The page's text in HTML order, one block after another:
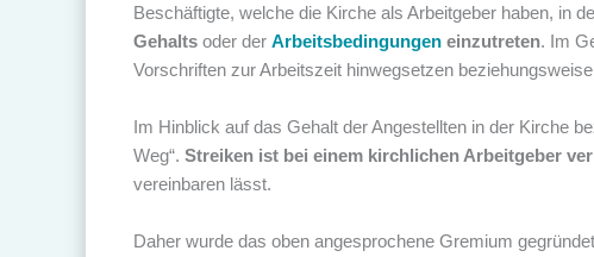
Beschäftigte, welche die Kirche als Arbeitgeber haben, in
Gehalts oder der Arbeitsbedingungen einzutreten. Im
Vorschriften zur Arbeitszeit hinwegsetzen
Im Hinblick auf das Gehalt der Angestellten in der Kirche
Weg“. Streiken ist bei einem kirchlichen Arbeitgeber
vereinbaren lässt.
Daher wurde das oben angesprochene Gremium